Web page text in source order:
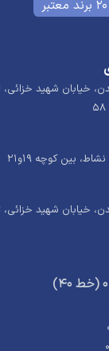
خیابان شهید
بین کوچه ۱۹و۲۱
خیابان شهید